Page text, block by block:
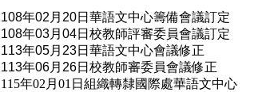
108年02月20日華語文中心籌備會議訂定
108年03月04日校教師評審委員會議訂定
113年05月23日華語文中心會議修正
113年06月26日校教師審委員會議修正
115年02月01日組織轉隸國際處華語文中心